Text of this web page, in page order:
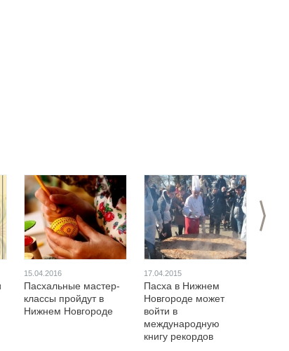
>
15.04.2016
Пасхальные мастер-
классы пройдут в
Нижнем Новгороде
17.04.2015
Пасха в Нижнем
Новгороде может
войти в
международную
книгу рекордов